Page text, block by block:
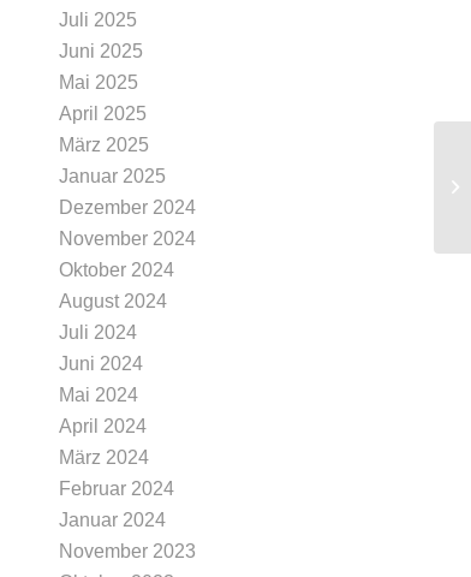
Juli 2025
Juni 2025
Mai 2025
April 2025
März 2025
Januar 2025
Dezember 2024
November 2024
Oktober 2024
August 2024
Juli 2024
Juni 2024
Mai 2024
April 2024
März 2024
Februar 2024
Januar 2024
November 2023